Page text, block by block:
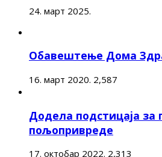
24. март 2025.
Обавештење Дома
16. март 2020. 2,587
Додела подстицаја за
пољопривреде
17. октобар 2022. 2,313